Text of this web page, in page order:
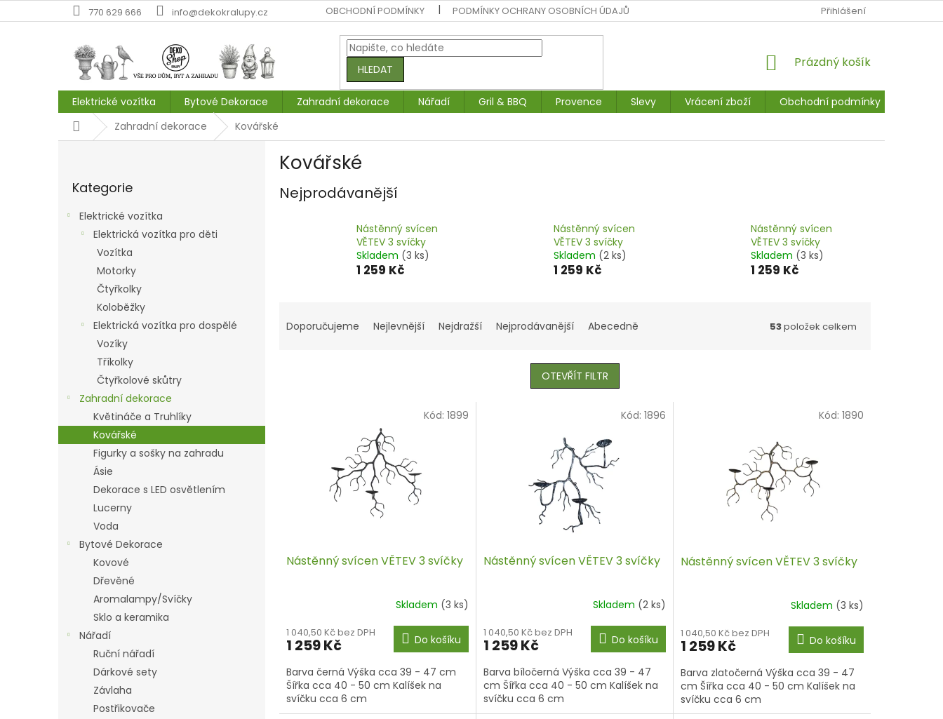
na
770 629 666 info@dekokralupy.cz OBCHODNÍ PODMÍNKY PODMÍNKY OCHRANY OSOBNÍCH ÚDAJŮ MOJE OBJEDNÁVKA
Přihlášení
HLEDAT
NÁKUPNÍ
Prázdný košík
Elektrické vozítka Bytové Dekorace Zahradní dekorace Nářadí Gril & BBQ Provence Slevy Vrácení zboží Obchodní podmínky
DomůZahradní dekorace Kovářské
kategorie
Kategorie
Elektrické vozítka
Elektrická vozítka pro děti
Vozítka
Motorky
Čtyřkolky
Koloběžky
Elektrická vozítka pro dospělé
Vozíky
Tříkolky
Čtyřkolové skůtry
Zahradní dekorace
Květináče a Truhlíky
Kovářské
Figurky a sošky na zahradu
Ásie
Dekorace s LED osvětlením
Lucerny
Voda
Bytové Dekorace
Kovové
Dřevěné
Aromalampy/Svíčky
Sklo a keramika
Nářadí
Ruční nářadí
Dárkové sety
Závlaha
Postřikovače
Kovářské
Nejprodávanější
Nástěnný svícen
VĚTEV 3 svíčky
Skladem (3 ks)
1 259 Kč
Nástěnný svícen
VĚTEV 3 svíčky
Skladem (2 ks)
1 259 Kč
Nástěnný svícen
VĚTEV 3 svíčky
Skladem (3 ks)
1 259 Kč
aDoporučujeme Nejlevnější Nejdražší Nejprodávanější Abecedně 53položek celkem
OTEVŘÍT FILTR
Nástěnný svícen VĚTEV 3 svíčky
Skladem (3 ks)
1 040,50 Kč bez DPH
1 259 Kč Do košíku
Barva černá Výška cca 39 - 47 cm
Šířka cca 40 - 50 cm Kalíšek na
svíčku cca 6 cm
Kód: 1899
Nástěnný svícen VĚTEV 3 svíčky
Skladem (2 ks)
1 040,50 Kč bez DPH
1 259 Kč Do košíku
Barva bíločerná Výška cca 39 - 47
cm Šířka cca 40 - 50 cm Kalíšek na
svíčku cca 6 cm
Kód: 1896
Nástěnný svícen VĚTEV 3 svíčky
Skladem (3 ks)
1 040,50 Kč bez DPH
1 259 Kč Do košíku
Barva zlatočerná Výška cca 39 - 47
cm Šířka cca 40 - 50 cm Kalíšek na
svíčku cca 6 cm
Kód: 1890